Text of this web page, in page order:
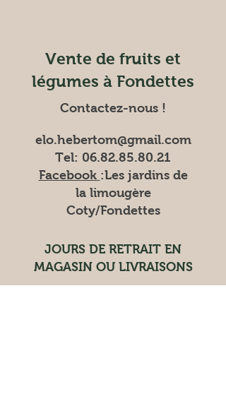
Vente de fruits et
légumes à Fondettes
Contactez-nous !
elo.hebertom@gmail.com
Tel: 06.82.85.80.21
Facebook :Lesjardins de
la limougère
Coty/Fondettes
JOURS DE RETRAIT EN
MAGASIN OU LIVRAISONS